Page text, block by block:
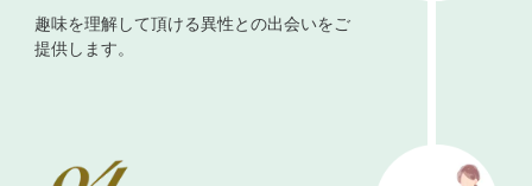
趣味を理解して頂ける異性との出会いをご
提供します。